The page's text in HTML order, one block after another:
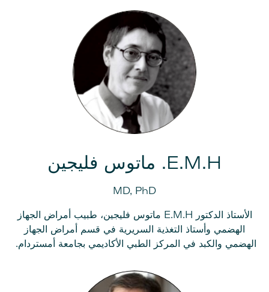
E.M.H. ماتوس فليجين
MD, PhD
الأستاذ الدكتور E.M.H ماتوس فليجين، طبيب أمراض الجهاز
الهضمي وأستاذ التغذية السريرية في قسم أمراض الجهاز
الهضمي والكبد في المركز الطبي الأكاديمي بجامعة أمستردام.